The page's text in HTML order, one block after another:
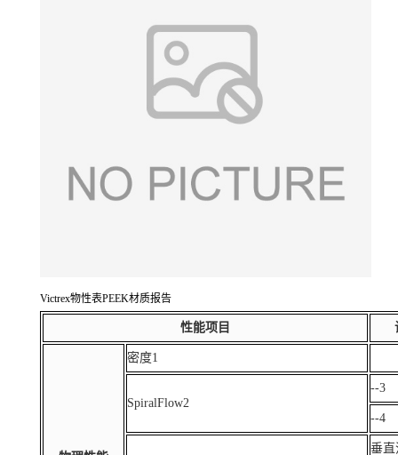
Victrex物性表PEEK材质报告
性能项目
密度1
SpiralFlow2
--3
--4
垂直